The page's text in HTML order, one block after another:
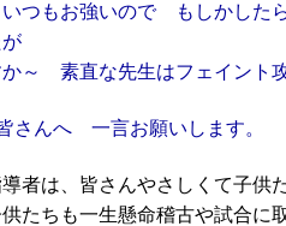
もお強いので もしかした
～ 素直な先生はフェイント
さんへ 一言お願いします。
者は、皆さんやさしくて子供
たちも一生懸命稽古や試合に